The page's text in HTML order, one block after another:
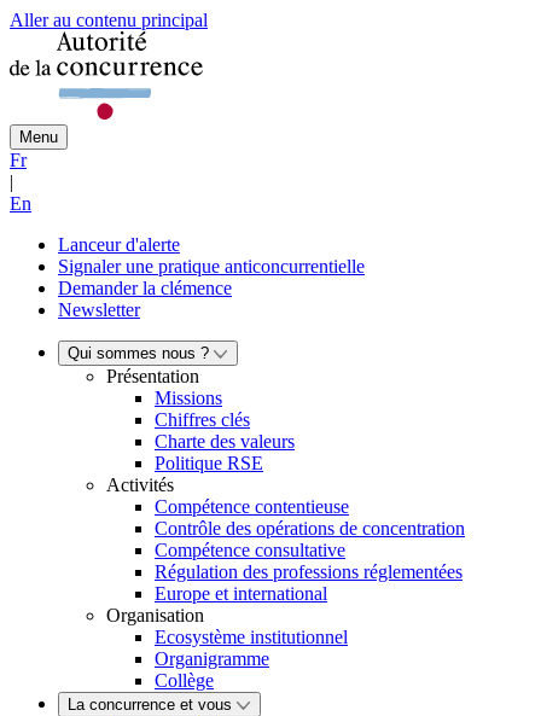
Aller au contenu principal
Menu
Fr
|
En
Lanceur d'alerte
Signaler une pratique anticoncurrentielle
Demander la clémence
Newsletter
Qui sommes nous ?
Présentation
Missions
Chiffres clés
Charte des valeurs
Politique RSE
Activités
Compétence contentieuse
Contrôle des opérations de concentration
Compétence consultative
Régulation des professions réglementées
Europe et international
Organisation
Ecosystème institutionnel
Organigramme
Collège
La concurrence et vous